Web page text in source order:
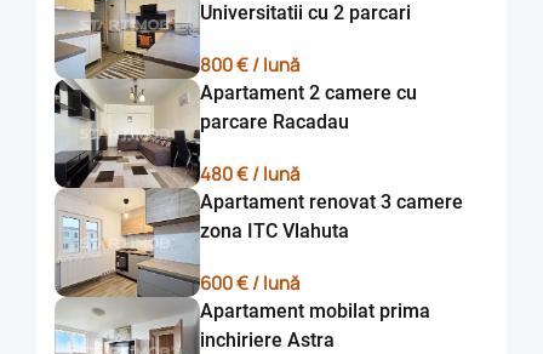
Universitatii cu 2 parcari
800 € / lună
Apartament 2 camere cu
parcare Racadau
480 € / lună
Apartament renovat 3 camere
zona ITC Vlahuta
600 € / lună
Apartament mobilat prima
inchiriere Astra